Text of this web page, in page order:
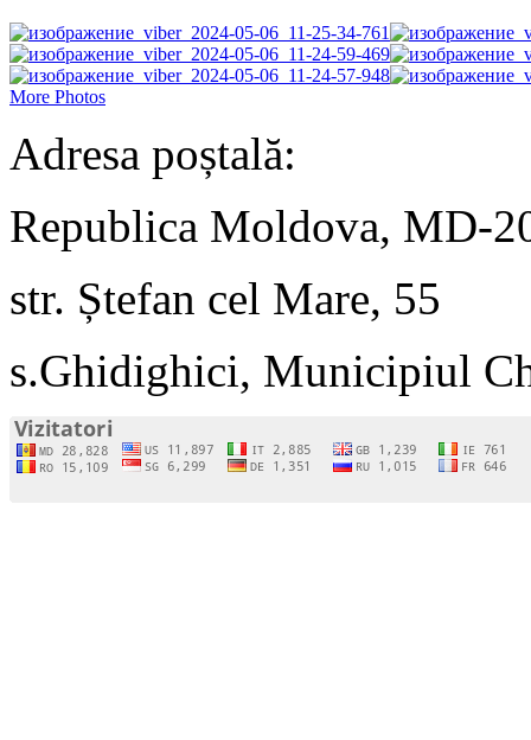
More Photos
Adresa poștală:
Republica Moldova, MD-
str. Ștefan cel Mare, 55
s.Ghidighici, Municipiul